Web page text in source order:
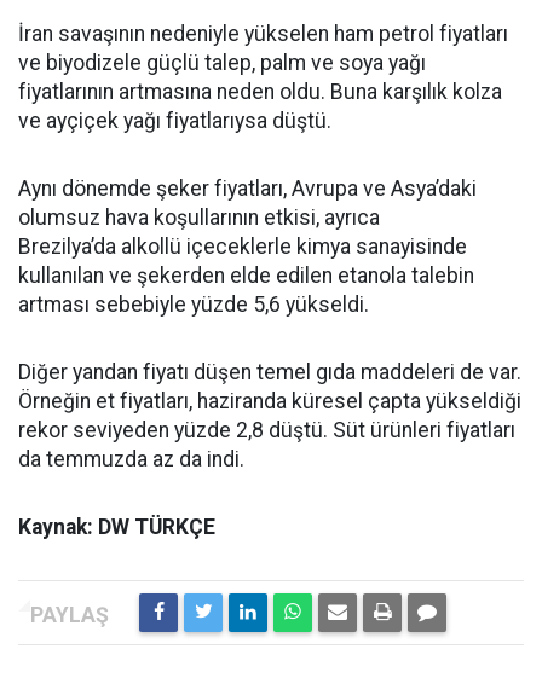
İran savaşının nedeniyle yükselen ham petrol fiyatları
ve biyodizele güçlü talep, palm ve soya yağı
fiyatlarının artmasına neden oldu. Buna karşılık kolza
ve ayçiçek yağı fiyatlarıysa düştü.
Aynı dönemde şeker fiyatları, Avrupa ve Asya’daki
olumsuz hava koşullarının etkisi, ayrıca
Brezilya’da alkollü içeceklerle kimya sanayisinde
kullanılan ve şekerden elde edilen etanola talebin
artması sebebiyle yüzde 5,6 yükseldi.
Diğer yandan fiyatı düşen temel gıda maddeleri de var.
Örneğin et fiyatları, haziranda küresel çapta yükseldiği
rekor seviyeden yüzde 2,8 düştü. Süt ürünleri fiyatları
da temmuzda az da indi.
Kaynak: DW TÜRKÇE